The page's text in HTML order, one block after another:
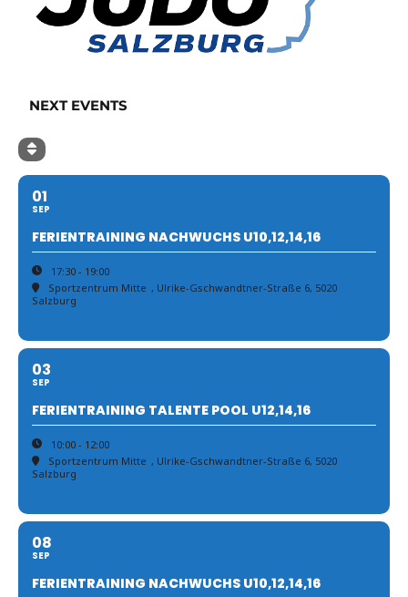
NEXT EVENTS
01
SEP
FERIENTRAINING NACHWUCHS U10,12,14,16
17:30 - 19:00
Sportzentrum Mitte , Ulrike-Gschwandtner-Straße 6, 5020
Salzburg
03
SEP
FERIENTRAINING TALENTE POOL U12,14,16
10:00 - 12:00
Sportzentrum Mitte , Ulrike-Gschwandtner-Straße 6, 5020
Salzburg
08
SEP
FERIENTRAINING NACHWUCHS U10,12,14,16